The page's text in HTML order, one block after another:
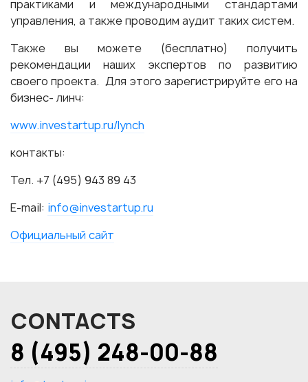
практиками и международными стандартами
управления, а также проводим аудит таких систем.
Также вы можете (бесплатно) получить
рекомендации наших экспертов по развитию
своего проекта. Для этого зарегистрируйте его на
бизнес- линч:
www.investartup.ru/lynch
контакты:
Тел. +7 (495) 943 89 43
E-mail: info@investartup.ru
Официальный сайт
CONTACTS
8 (495) 248-00-88